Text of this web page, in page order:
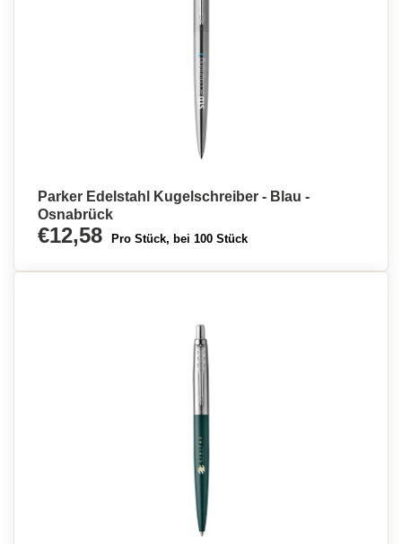
Parker Edelstahl Kugelschreiber - Blau -
Osnabrück
€12,58 Pro Stück, bei 100 Stück